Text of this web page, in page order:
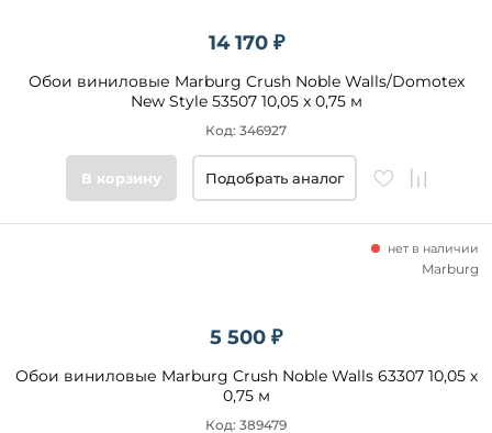
14 170 ₽
Обои виниловые Marburg Crush Noble Walls/Domotex
New Style 53507 10,05 x 0,75 м
Код: 346927
В корзину Подобрать аналог
5 500 ₽
Обои виниловые Marburg Crush Noble Walls 63307 10,05 х
0,75 м
нет в наличии
Код: 389479
Marburg